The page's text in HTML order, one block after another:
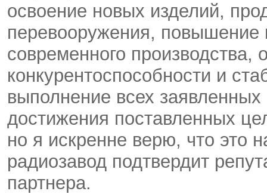
освоение новых изделий,
перевооружения, повышение
современного производства,
конкурентоспособности и
выполнение всех
достижения поставленных
но я искренне верю, что это
радиозавод подтвердит
партнера.